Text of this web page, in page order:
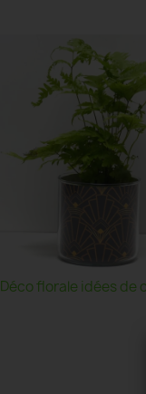
Déco florale idées de